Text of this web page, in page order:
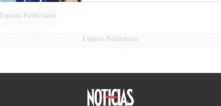
Espacio Publicitario
Espacio Publicitario